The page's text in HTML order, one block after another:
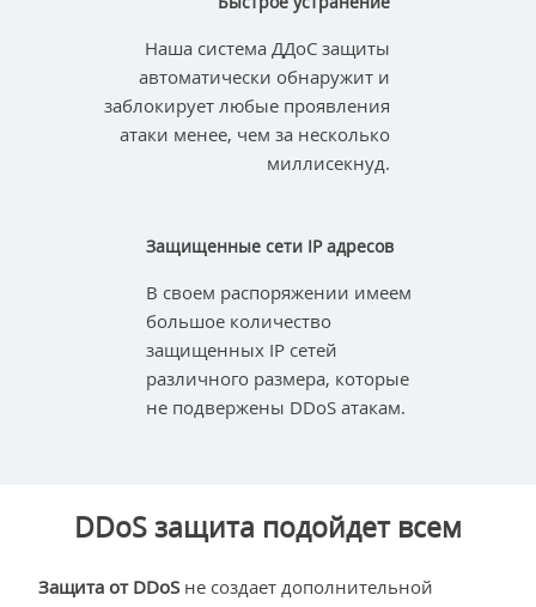
Наша система ДДоС защиты
автоматически обнаружит и
заблокирует любые проявления
атаки менее, чем за несколько
миллисекнуд.
Защищенные сети IP адресов
В своем распоряжении имеем
большое количество
защищенных IP сетей
различного размера, которые
не подвержены DDoS атакам.
DDoS защита подойдет всем
Защита от DDoS не создает дополнительной